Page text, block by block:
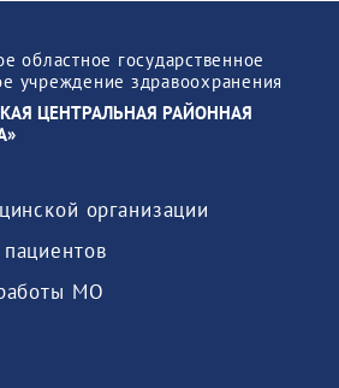
областное государственное
учреждение здравоохранения
ЦЕНТРАЛЬНАЯ РАЙОННАЯ
организации
МО